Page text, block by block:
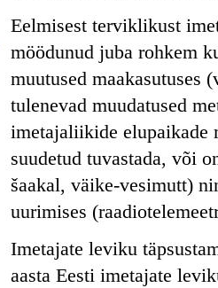
Eelmisest terviklikust
möödunud juba rohkem
muutused maakasutuses
tulenevad muudatused
imetajaliikide elupaikade
suudetud tuvastada, või
šaakal, väike-vesimutt)
uurimises
Imetajate leviku
aasta Eesti imetajate